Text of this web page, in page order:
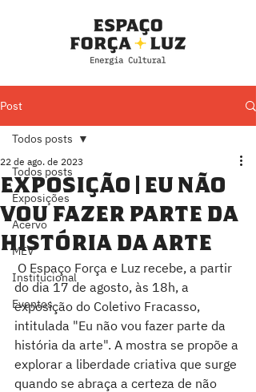
Post
Todos posts
Exposições
Acervo
MEV
Institucional
Eventos
Todos posts
Exposição | Eu não
vou fazer parte da
história da arte
22 de ago. de 2023
do dia 17 de agosto, às 18h, a
exposição do Coletivo Fracasso,
intitulada "Eu não vou fazer parte da
história da arte". A mostra se propõe a
explorar a liberdade criativa que surge
quando se abraça a certeza de não